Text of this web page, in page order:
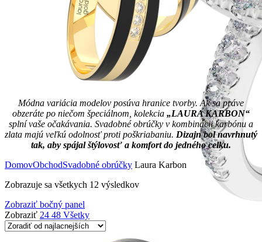
Módna variácia modelov posúva hranice tvorby. Ak sa práve
obzeráte po niečom špeciálnom, kolekcia „LAURA KARBON“
splní vaše očakávania. Svadobné obrúčky v kombinácii karbónu a
zlata majú veľkú odolnosť proti poškriabaniu. Dizajn bol navrhnutý
tak, aby spájal štýlovosť a komfort do jedného celku.
DomovObchodSvadobné obrúčky Laura Karbon
Zobrazuje sa všetkych 12 výsledkov
Zobraziť bočný panel
Zobraziť 24 48 Všetky